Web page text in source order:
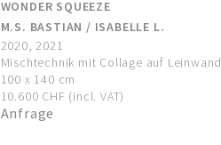
WONDER SQUEEZE
M.S. BASTIAN / ISABELLE L.
2020, 2021
Mischtechnik mit Collage auf Leinwand
100 x 140 cm
10.600 CHF (incl. VAT)
Anfrage